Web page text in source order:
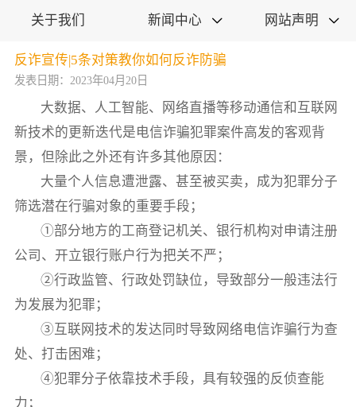
关于我们 新闻中心  网站声明 
反诈宣传|5条对策教你如何反诈防骗
发表日期：2023年04月20日
大数据、人工智能、网络直播等移动通信和互联网
新技术的更新迭代是电信诈骗犯罪案件高发的客观背
景，但除此之外还有许多其他原因：
大量个人信息遭泄露、甚至被买卖，成为犯罪分子
筛选潜在行骗对象的重要手段；
①部分地方的工商登记机关、银行机构对申请注册
公司、开立银行账户行为把关不严；
②行政监管、行政处罚缺位，导致部分一般违法行
为发展为犯罪；
③互联网技术的发达同时导致网络电信诈骗行为查
处、打击困难；
④犯罪分子依靠技术手段，具有较强的反侦查能
力；